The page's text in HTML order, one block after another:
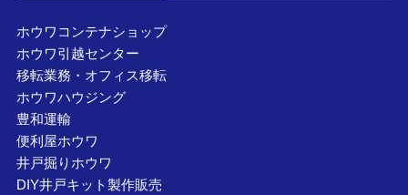
ホウワコンテナショップ
ホウワ引越センター
移転業務・オフィス移転
ホウワハウジング
豊和運輸
便利屋ホウワ
井戸掘りホウワ
DIY井戸キット製作販売